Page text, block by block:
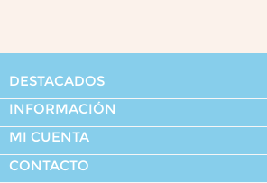
DESTACADOS
INFORMACIÓN
MI CUENTA
CONTACTO